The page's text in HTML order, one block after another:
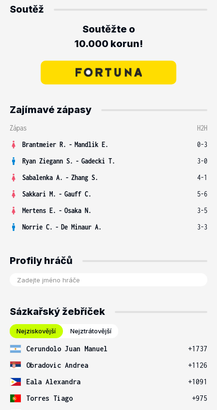
Soutěž
Soutěžte o
10.000 korun!
Zajímavé zápasy
Zápas
H2H
Brantmeier R. - Mandlik E.
0-3
Ryan Ziegann S. - Gadecki T.
3-0
Sabalenka A. - Zhang S.
4-1
Sakkari M. - Gauff C.
5-6
Mertens E. - Osaka N.
3-5
Norrie C. - De Minaur A. 3-3
Profily hráčů
Sázkařský žebříček
Nejziskovější Nejztrátovější
Cerundolo Juan Manuel
+1737
Obradovic Andrea
+1126
Eala Alexandra
+1091
Torres Tiago
+975